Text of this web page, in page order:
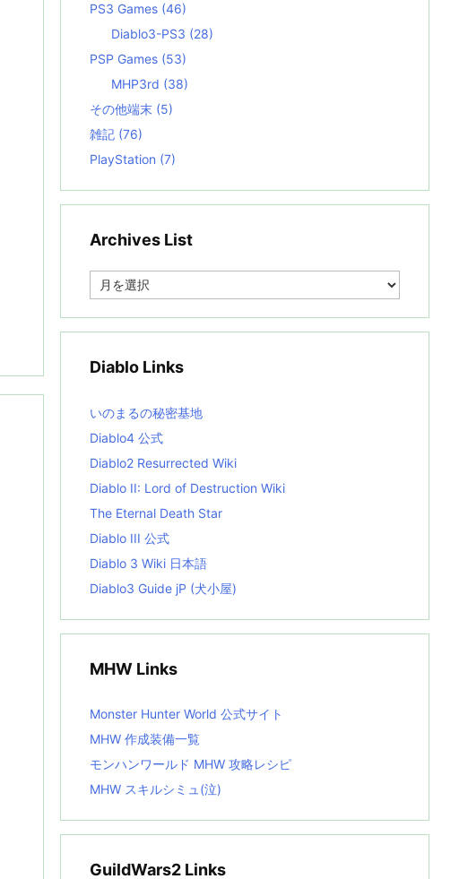
PS3 Games (46)
Diablo3-PS3 (28)
PSP Games (53)
MHP3rd (38)
その他端末 (5)
雑記 (76)
PlayStation (7)
Archives List
e
i
s
t
Diablo Links
いのまるの秘密基地
Diablo4 公式
Diablo2 Resurrected Wiki
Diablo II: Lord of Destruction Wiki
The Eternal Death Star
Diablo III 公式
Diablo 3 Wiki 日本語
Diablo3 Guide jP (犬小屋)
MHW Links
Monster Hunter World 公式サイト
MHW 作成装備一覧
モンハンワールド MHW 攻略レシピ
MHW スキルシミュ(泣)
GuildWars2 Links